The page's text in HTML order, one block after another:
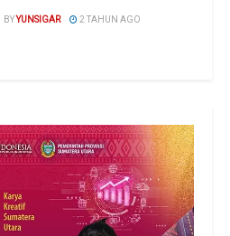
BYYUNSIGAR 2 TAHUN AGO